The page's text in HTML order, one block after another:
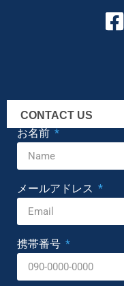
CONTACT US
お名前
メールアドレス
携帯番号